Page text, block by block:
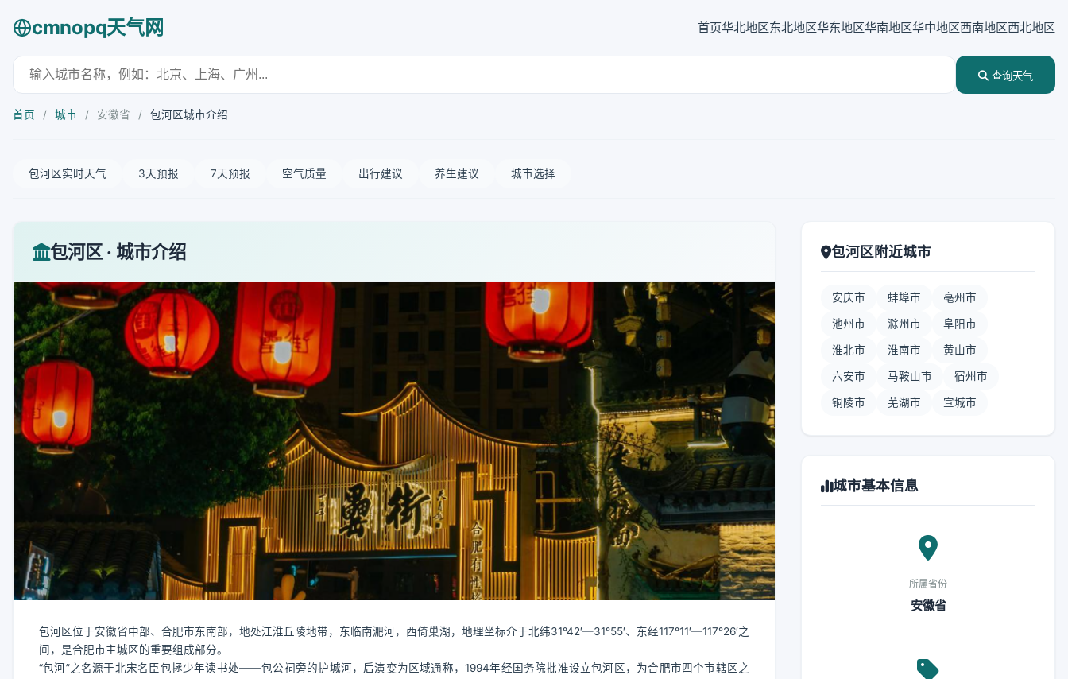
cmnopq天气网 首页华北地区东北地区华东地区华南地区华中地区西南地区西北地区
查询天气
首页 / 城市 / 安徽省 / 包河区城市介绍
包河区实时天气 3天预报 7天预报 空气质量 出行建议 养生建议 城市选择
包河区 · 城市介绍
包河区位于安徽省中部、合肥市东南部，地处江淮丘陵地带，东临南淝河，西倚巢湖，地理坐标介于北纬31°42′—31°55′、东经117°11′—117°26′之
间，是合肥市主城区的重要组成部分。
“包河”之名源于北宋名臣包拯少年读书处——包公祠旁的护城河，后演变为区域通称，1994年经国务院批准设立包河区，为合肥市四个市辖区之
包河区附近城市
安庆市 蚌埠市 亳州市
池州市 滁州市 阜阳市
淮北市 淮南市 黄山市
六安市 马鞍山市 宿州市
铜陵市 芜湖市 宣城市
城市基本信息
所属省份
安徽省